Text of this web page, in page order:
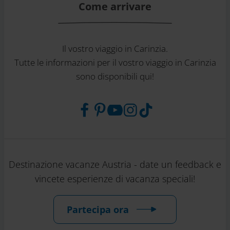
Come arrivare
Il vostro viaggio in Carinzia.
Tutte le informazioni per il vostro viaggio in Carinzia
sono disponibili qui!
Destinazione vacanze Austria - date un feedback e
vincete esperienze di vacanza speciali!
Partecipa ora